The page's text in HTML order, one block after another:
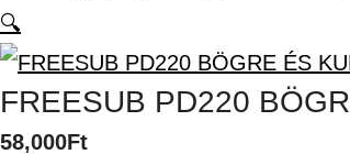
🔍
FREESUB PD220
58,000Ft